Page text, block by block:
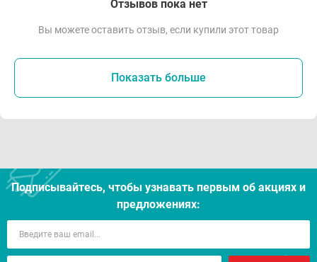
Отзывов пока нет
Вы можете оставить отзыв, если купили этот товар
Показать больше
Подписывайтесь, чтобы узнавать первым об акцияx и
предложениях: